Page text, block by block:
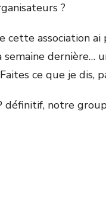
?
cette association
dernière…
ce que je dis,
notre